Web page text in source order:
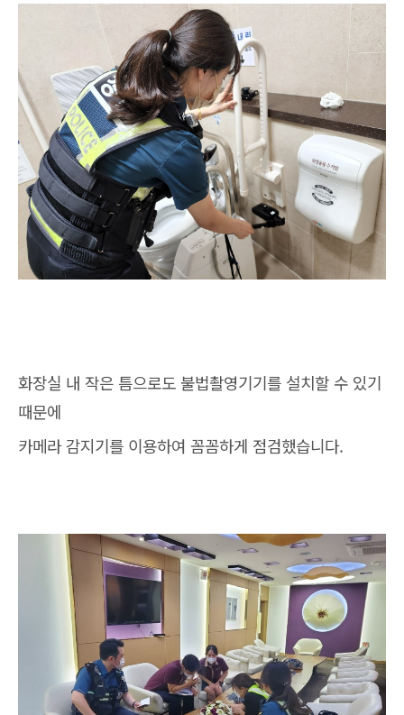
화장실 내 작은 틈으로도 불법촬영기기를 설치할 수 있기
때문에
카메라 감지기를 이용하여 꼼꼼하게 점검했습니다.